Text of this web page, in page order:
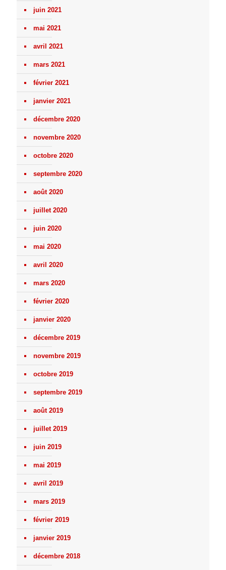
juin 2021
mai 2021
avril 2021
mars 2021
février 2021
janvier 2021
décembre 2020
novembre 2020
octobre 2020
septembre 2020
août 2020
juillet 2020
juin 2020
mai 2020
avril 2020
mars 2020
février 2020
janvier 2020
décembre 2019
novembre 2019
octobre 2019
septembre 2019
août 2019
juillet 2019
juin 2019
mai 2019
avril 2019
mars 2019
février 2019
janvier 2019
décembre 2018